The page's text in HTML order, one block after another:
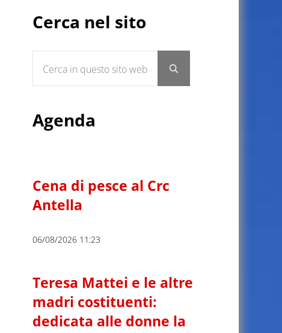
Cerca nel sito
Submit search
Agenda
Cena di pesce al Crc
Antella
06/08/2026 11:23
Teresa Mattei e le altre
madri costituenti:
dedicata alle donne la